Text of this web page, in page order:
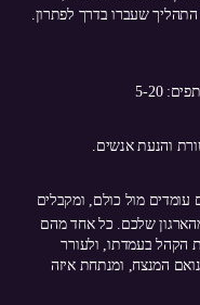
שעברו בדרך לפתרון.
והנעת אנשים.
מול כולם, ומקבלים
שלכם. כל אחד מהם
לשכנע את הקהל בעמדתו, ולעורר
המנצח, ומנתחת איזה